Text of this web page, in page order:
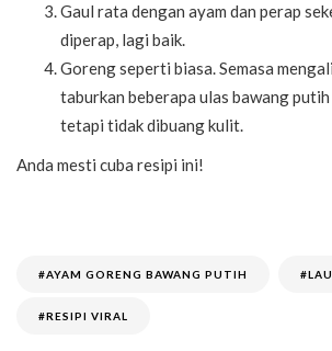
Gaul rata dengan ayam dan perap
diperap, lagi baik.
Goreng seperti biasa. Semasa
taburkan beberapa ulas bawang
tetapi tidak dibuang kulit.
Anda mesti cuba resipi ini!
#AYAM GORENG BAWANG PUTIH
#RESIPI VIRAL